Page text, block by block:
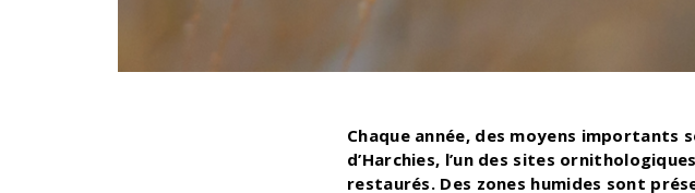
Chaque année, des moyens
d’Harchies, l’un des sites
restaurés. Des zones humides sont